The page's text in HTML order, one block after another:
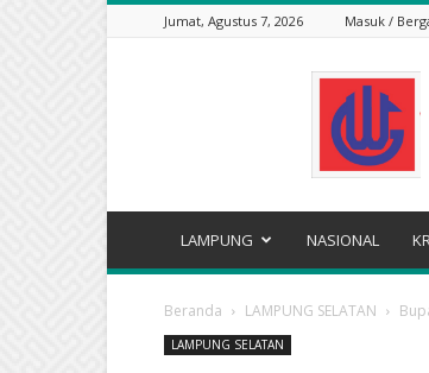
Jumat, Agustus 7, 2026 Masuk /
LAMPUNG NASIONAL
Beranda LAMPUNG SELATAN
LAMPUNG SELATAN